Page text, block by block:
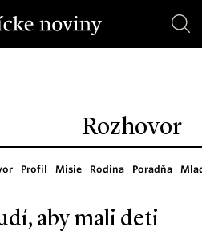
Rozhovor
Profil Misie Rodina Poradňa
aby mali deti